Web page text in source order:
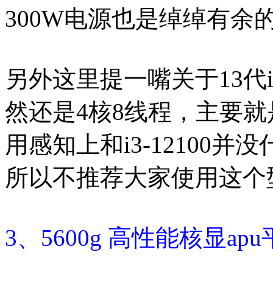
300W电源也是绰绰有余
另外这里提一嘴关于13
然还是4核8线程，主要
用感知上和i3-12100并没
所以不推荐大家使用这
3、5600g 高性能核显